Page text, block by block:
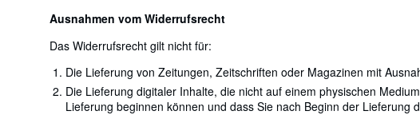
Ausnahmen vom Widerrufsrecht
Das Widerrufsrecht gilt nicht für:
Die Lieferung von Zeitungen, Zeitschriften oder Magazinen mit
Die Lieferung digitaler Inhalte, die nicht auf einem physischen
Lieferung beginnen können und dass Sie nach Beginn der Lieferung